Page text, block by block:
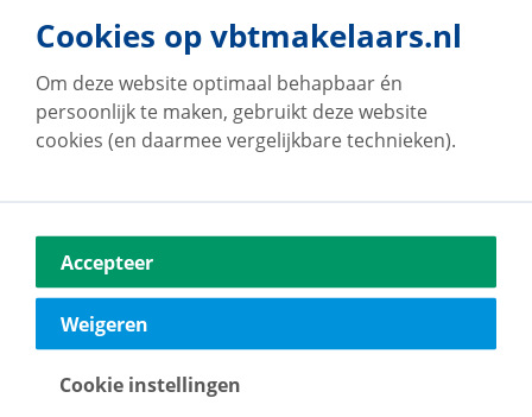
Naar vestiging
Vestdijk 180
5611 CZ Eindhoven
040-2696949
Cookies op vbtmakelaars.nl
Om deze website optimaal behapbaar én
persoonlijk te maken, gebruikt deze website
cookies (en daarmee vergelijkbare technieken).
Accepteer
Weigeren
Cookie instellingen